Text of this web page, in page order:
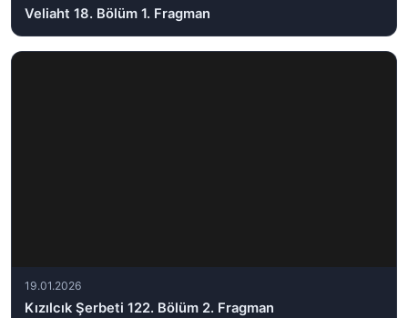
Veliaht 18. Bölüm 1. Fragman
19.01.2026
Kızılcık Şerbeti 122. Bölüm 2. Fragman